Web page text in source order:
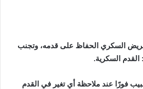
السكري الحفاظ على قدمه، وتجنب
القدم السكرية.
فورًا عند ملاحظة أي تغير في القدم